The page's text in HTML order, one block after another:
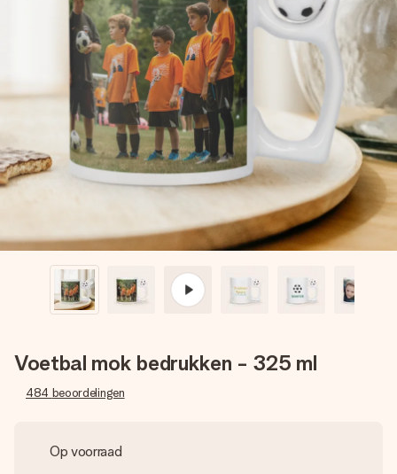
Gratis wenskaartje
Je maakt in een paar stappen iets unieks – met haar naam,
jullie foto of een boodschap die raakt. Zonder gedoe, maar
met alle aandacht voor het moment.
Voetbal mok bedrukken - 325 ml
484 beoordelingen
Op voorraad